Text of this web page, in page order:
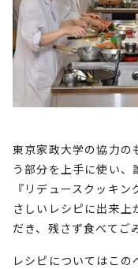
東京家政大学の協力の
う部分を上手に使い
『リデュースクッキ
さしいレシピに出来上
だき、残さず食べてご
レシピについてはこの